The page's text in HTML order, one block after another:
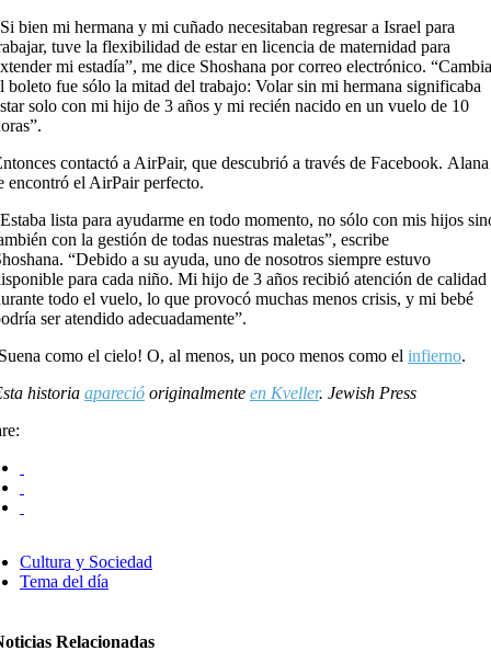
bien mi hermana y mi cuñado necesitaban regresar a Israel para
tuve la flexibilidad de estar en licencia de maternidad para
mi estadía”, me dice Shoshana por correo electrónico.
boleto fue sólo la mitad del trabajo: Volar sin mi hermana significaba
solo con mi hijo de 3 años y mi recién nacido en un vuelo de 10
contactó a AirPair, que descubrió a través de Facebook. Alana
encontró el AirPair perfecto.
lista para ayudarme en todo momento, no sólo con mis hijos
con la gestión de todas nuestras maletas”, escribe
“Debido a su ayuda, uno de nosotros siempre estuvo
para cada niño. Mi hijo de 3 años recibió atención de calidad
todo el vuelo, lo que provocó muchas menos crisis, y mi bebé
ser atendido adecuadamente”.
como el cielo! O, al menos, un poco menos como el infierno.
historia apareció originalmente en Kveller. Jewish Press
Cultura y Sociedad
Tema del día
Relacionadas